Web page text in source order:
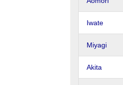
Iwate
Miyagi
Akita